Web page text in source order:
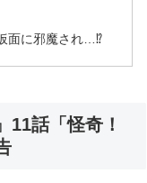
面に邪魔され…⁉
11話「怪奇！